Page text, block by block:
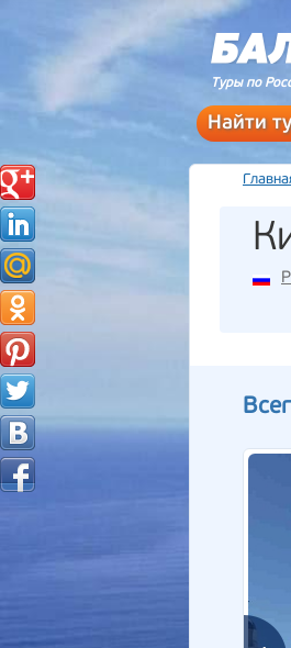
Туры по
Найти